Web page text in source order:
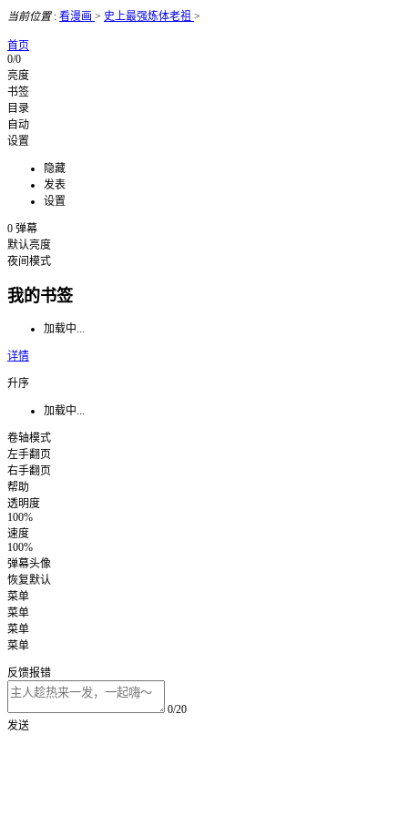
当前位置: 看漫画 > 史上最强炼体老祖 >
首页
0/0
亮度
书签
目录
自动
设置
隐藏
发表
设置
0 弹幕
默认亮度
夜间模式
我的书签
加载中...
详情
升序
加载中...
卷轴模式
左手翻页
右手翻页
帮助
透明度
100%
速度
100%
弹幕头像
恢复默认
菜单
菜单
菜单
菜单
反馈报错
0/20
发送